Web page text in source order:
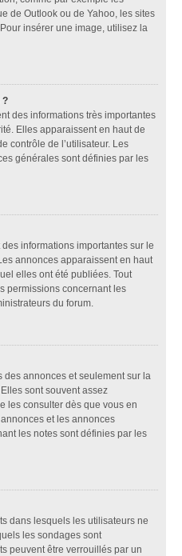
de Outlook ou de Yahoo, les sites
insérer une image, utilisez la
?
des informations très importantes
Elles apparaissent en haut de
contrôle de l’utilisateur. Les
générales sont définies par les
informations importantes sur le
annonces apparaissent en haut
elles ont été publiées. Tout
permissions concernant les
du forum.
annonces et seulement sur la
sont souvent assez
les consulter dès que vous en
et les annonces
les notes sont définies par les
dans lesquels les utilisateurs ne
les sondages sont
peuvent être verrouillés par un